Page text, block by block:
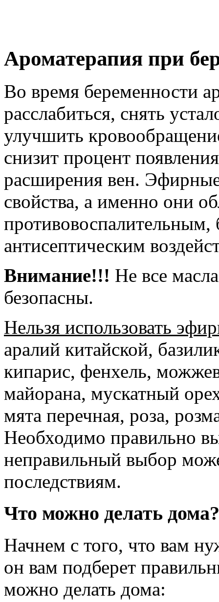
Ароматерапия при
Во время беременности
расслабиться, снять
улучшить
снизит процент
расширения вен.
свойства, а именно они
антисептическим
Внимание!!! Не все
безопасны.
Нельзя использовать
аралий китайской,
кипарис, фенхель,
майорана, мускатный
мята перечная, роза,
Необходимо правильно
неправильный выбор
последствиям.
Что можно делать дома?
Начнем с того, что вам
он вам подберет
можно делать дома: